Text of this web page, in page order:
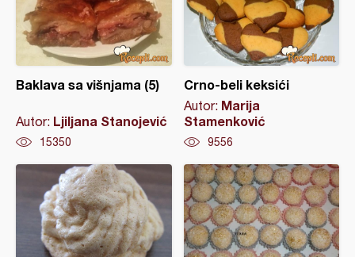
Baklava sa višnjama (5)
Autor: Ljiljana Stanojević
15350
Crno-beli keksići
Autor: Marija
Stamenković
9556